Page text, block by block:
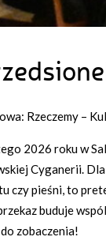
Rzeczemy –
2026 roku w
Cyganerii.
czy pieśni, to
buduje
zobaczenia!